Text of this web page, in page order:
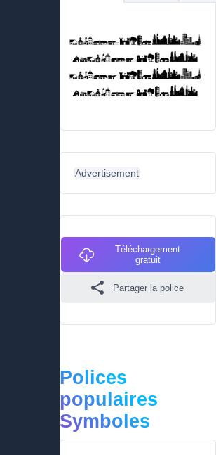
Advertisement
Téléchargement
gratuit
Partager la police
Polices
populaires
Symboles